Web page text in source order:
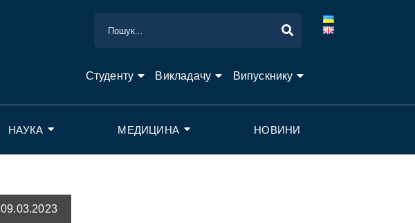
Студенту Викладачу Випускнику
НАУКА МЕДИЦИНА НОВИНИ
09.03.2023